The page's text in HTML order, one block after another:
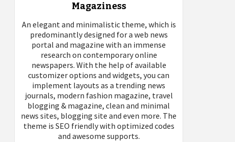
Magaziness
An elegant and minimalistic theme, which is
predominantly designed for a web news
portal and magazine with an immense
research on contemporary online
newspapers. With the help of available
customizer options and widgets, you can
implement layouts as a trending news
journals, modern fashion magazine, travel
blogging & magazine, clean and minimal
news sites, blogging site and even more. The
theme is SEO friendly with optimized codes
and awesome supports.